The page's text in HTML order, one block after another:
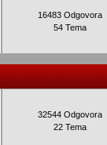
16483 Odgovora
54 Tema
32544 Odgovora
22 Tema